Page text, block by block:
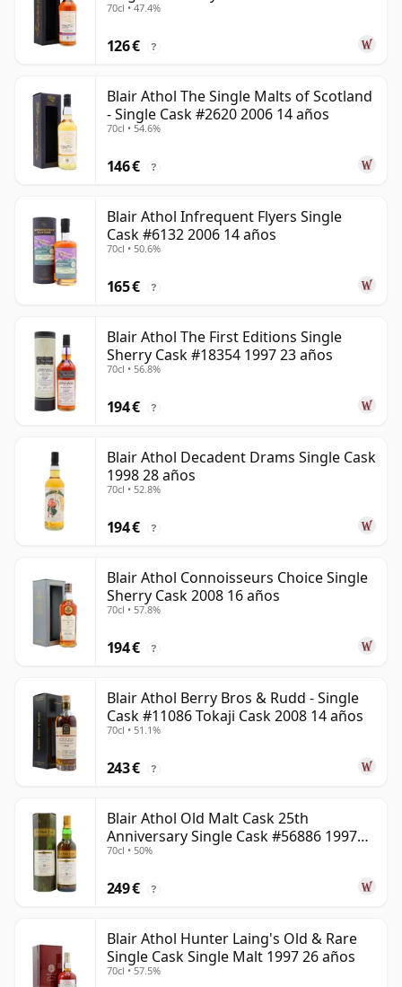
70cl • 47.4%
126 € ?
Blair Athol The Single Malts of Scotland
- Single Cask #2620 2006 14 años
70cl • 54.6%
146 € ?
Blair Athol Infrequent Flyers Single
Cask #6132 2006 14 años
70cl • 50.6%
165 € ?
Blair Athol The First Editions Single
Sherry Cask #18354 1997 23 años
70cl • 56.8%
194 € ?
Blair Athol Decadent Drams Single Cask
1998 28 años
70cl • 52.8%
194 € ?
Blair Athol Connoisseurs Choice Single
Sherry Cask 2008 16 años
70cl • 57.8%
194 € ?
Blair Athol Berry Bros & Rudd - Single
Cask #11086 Tokaji Cask 2008 14 años
70cl • 51.1%
243 € ?
Blair Athol Old Malt Cask 25th
Anniversary Single Cask #56886 1997
26 años
70cl • 50%
249 € ?
Blair Athol Hunter Laing's Old & Rare
Single Cask Single Malt 1997 26 años
70cl • 57.5%